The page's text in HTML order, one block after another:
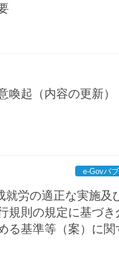
喚起（内容の更新）
e-Govパ
労の適正な実施及
規則の規定に基づき
る基準等（案）に関